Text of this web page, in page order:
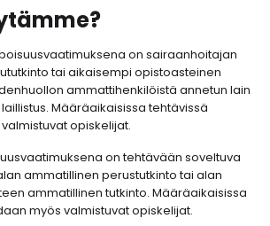
on sairaanhoitajan
tai aikaisempi opistoasteinen
ammattihenkilöistä annetun lain
Määräaikaisissa tehtävissä
opiskelijat.
on tehtävään soveltuva
ammatillinen perustutkinto tai alan
ammatillinen tutkinto. Määräaikaisissa
myös valmistuvat opiskelijat.